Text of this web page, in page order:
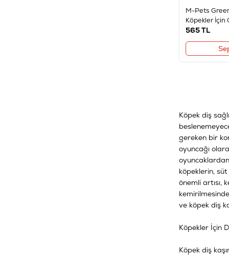
M-Pets
Köpekler İçin
565TL
Köpek diş
gereken bir
oyuncağı
oyuncaklardan
köpeklerin,
önemli artısı,
ve köpek diş
Köpekler İçin
Köpek diş